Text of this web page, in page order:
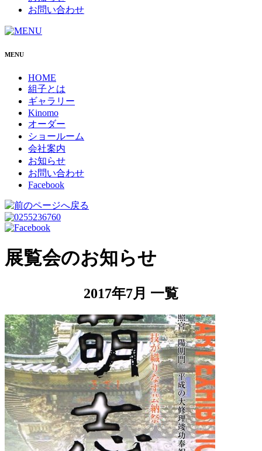
お問い合わせ
MENU
HOME
組子とは
ギャラリー
Kinomo
オーダー
ショールーム
会社案内
お知らせ
お問い合わせ
Facebook
展覧会のお知らせ
2017年7月 一覧